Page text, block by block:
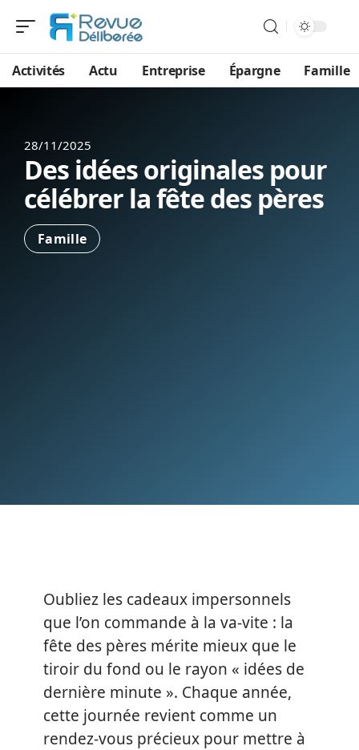
Activités Actu Entreprise Épargne Famille
28/11/2025
Des idées originales pour
célébrer la fête des pères
Famille
Oubliez les cadeaux impersonnels
que l’on commande à la va-vite : la
fête des pères mérite mieux que le
tiroir du fond ou le rayon « idées de
dernière minute ». Chaque année,
cette journée revient comme un
rendez-vous précieux pour mettre à